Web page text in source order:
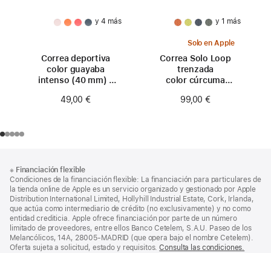
y 4 más
Correa deportiva
color guayaba
intenso (40 mm) -
49,00 €
y 1 más
Solo en Apple
Correa Solo Loop
trenzada
color cúrcuma
99,00 €
a
pie
de
página
al
pie
※ Financiación flexible
Condiciones de la financiación flexible: La financiación para particulares de
la tienda online de Apple es un servicio organizado y gestionado por Apple
Distribution International Limited, Hollyhill Industrial Estate, Cork, Irlanda,
que actúa como intermediario de crédito (no exclusivamente) y no como
entidad crediticia. Apple ofrece financiación por parte de un número
limitado de proveedores, entre ellos Banco Cetelem, S.A.U. Paseo de los
Melancólicos, 14A, 28005-MADRID (que opera bajo el nombre Cetelem).
Oferta sujeta a solicitud, estado y requisitos.Consulta las condiciones.